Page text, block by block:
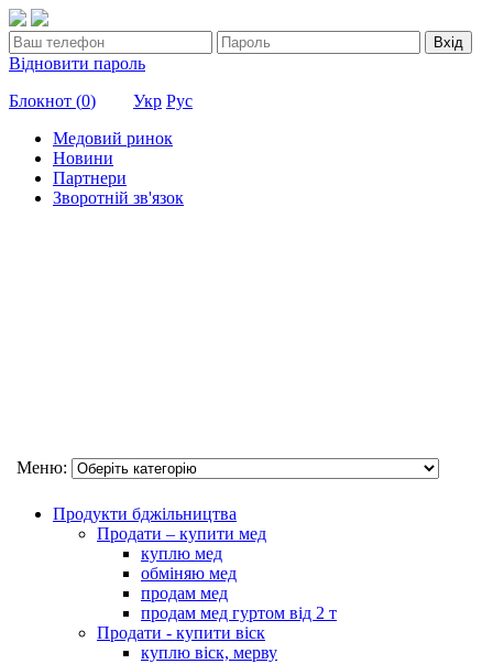
Вхід
Відновити пароль
Блокнот (0) Укр Рус
Медовий ринок
Новини
Партнери
Зворотній зв'язок
Меню:
Продукти бджільництва
Продати – купити мед
куплю мед
обміняю мед
продам мед
продам мед гуртом від 2 т
Продати - купити віск
куплю віск, мерву